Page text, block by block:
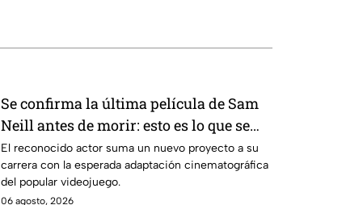
Se confirma la última película de Sam
Neill antes de morir: esto es lo que se
sabe hasta ahora
El reconocido actor suma un nuevo proyecto a su
carrera con la esperada adaptación cinematográfica
del popular videojuego.
06 agosto, 2026